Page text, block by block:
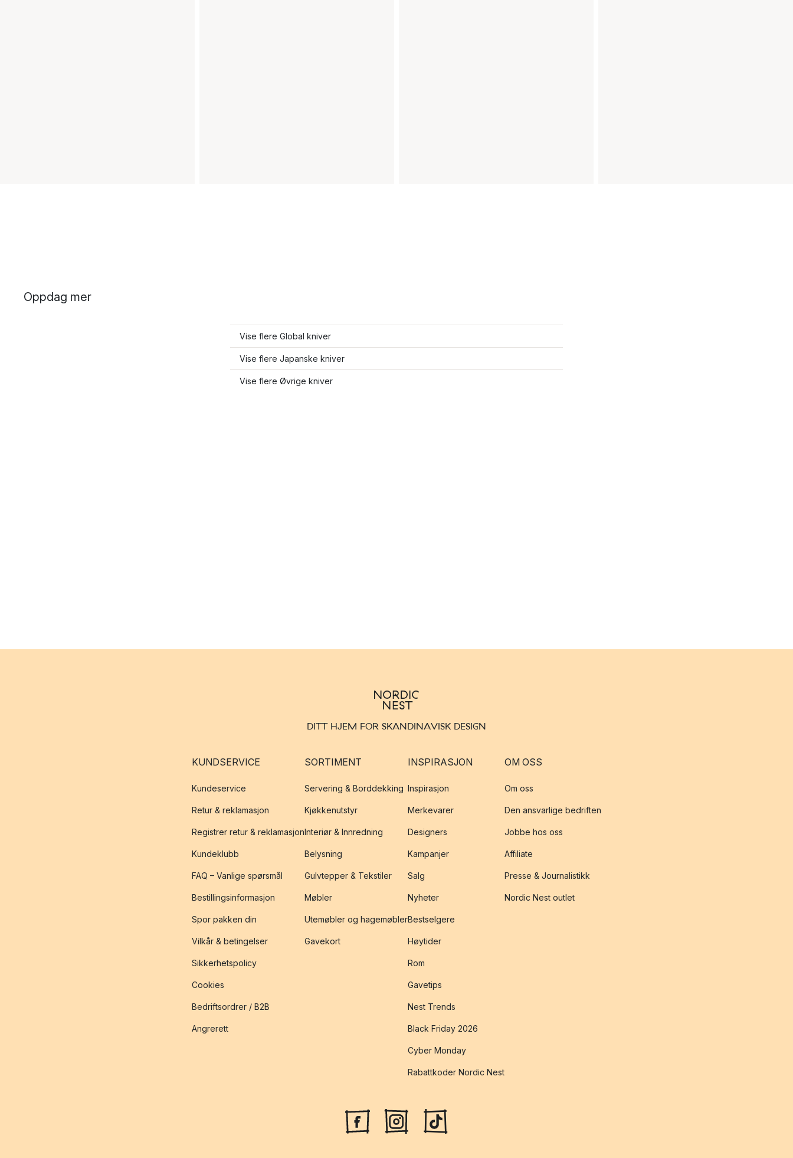
Oppdag mer
Vise flere Global kniver
Vise flere Japanske kniver
Vise flere Øvrige kniver
DITT HJEM FOR SKANDINAVISK DESIGN
KUNDSERVICE
Kundeservice
Retur & reklamasjon
Registrer retur & reklamasjon
Kundeklubb
FAQ – Vanlige spørsmål
Bestillingsinformasjon
Spor pakken din
Vilkår & betingelser
Sikkerhetspolicy
Cookies
Bedriftsordrer / B2B
Angrerett
SORTIMENT
Servering & Borddekking
Kjøkkenutstyr
Interiør & Innredning
Belysning
Gulvtepper & Tekstiler
Møbler
Utemøbler og hagemøbler
Gavekort
INSPIRASJON
Inspirasjon
Merkevarer
Designers
Kampanjer
Salg
Nyheter
Bestselgere
Høytider
Rom
Gavetips
Nest Trends
Black Friday 2026
Cyber Monday
Rabattkoder Nordic Nest
OM OSS
Om oss
Den ansvarlige bedriften
Jobbe hos oss
Affiliate
Presse & Journalistikk
Nordic Nest outlet